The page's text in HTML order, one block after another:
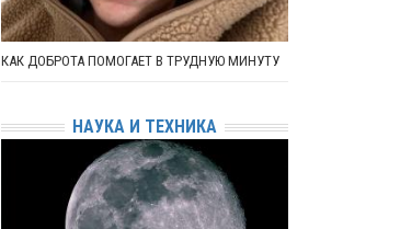
КАК ДОБРОТА ПОМОГАЕТ В ТРУДНУЮ МИНУТУ
НАУКА И ТЕХНИКА